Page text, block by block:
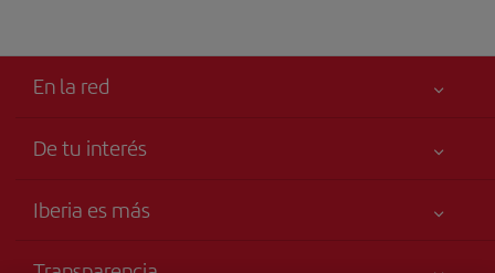
En la red
De tu interés
Accesibilidad
Iberia es más